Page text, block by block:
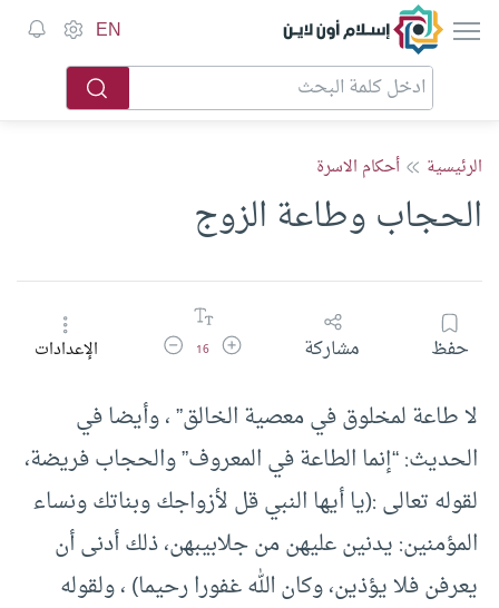
إسلام أون لاين EN
الرئيسية أحكام الاسرة
الحجاب وطاعة الزوج
حفظ مشاركة زيادة حجم الخط
16 تقليل حجم الخطالإعدادات
لا طاعة لمخلوق في معصية الخالق” ، وأيضا في
الحديث: “إنما الطاعة في المعروف” والحجاب فريضة،
لقوله تعالى :(يا أيها النبي قل لأزواجك وبناتك ونساء
المؤمنين: يدنين عليهن من جلابيبهن، ذلك أدنى أن
يعرفن فلا يؤذين، وكان الله غفورا رحيما) ، ولقوله